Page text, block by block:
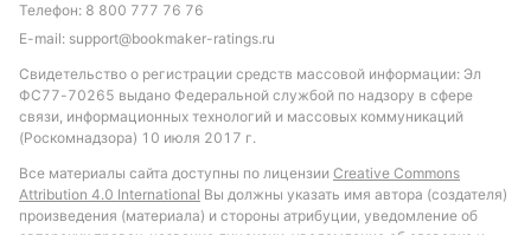
Телефон: 8 800 777 76 76
E-mail: support@bookmaker-ratings.ru
Свидетельство о регистрации средств массовой информации: Эл
ФС77-70265 выдано Федеральной службой по надзору в сфере
связи, информационных технологий и массовых коммуникаций
(Роскомнадзора) 10 июля 2017 г.
Все материалы сайта доступны по лицензии Creative Commons
Attribution 4.0 International Вы должны указать имя автора (создателя)
произведения (материала) и стороны атрибуции, уведомление об